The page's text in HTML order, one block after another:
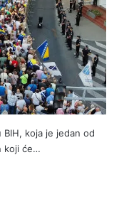
BIH, koja je jedan od
koji će…